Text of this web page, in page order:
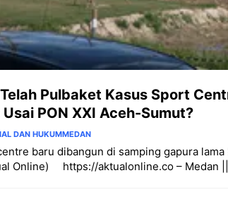
Pulbaket Kasus Sport
PON XXI Aceh-Sumut?
DAN HUKUMMEDAN
baru dibangun di samping gapura lama
Online) https://aktualonline.co – Medan